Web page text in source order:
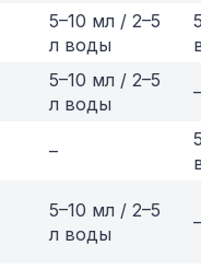
5–10 мл / 2–5
л воды
5–10 мл / 2–5
л воды
–
–
5–10 мл / 2–5
л воды
–